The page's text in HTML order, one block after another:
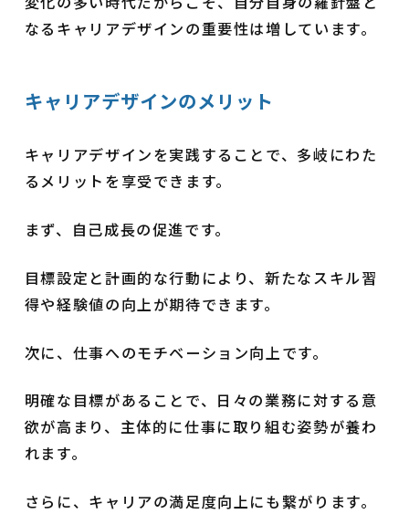
なるキャリアデザインの重要性は増しています。
キャリアデザインのメリット
キャリアデザインを実践することで、多岐にわた
るメリットを享受できます。
まず、自己成長の促進です。
目標設定と計画的な行動により、新たなスキル習
得や経験値の向上が期待できます。
次に、仕事へのモチベーション向上です。
明確な目標があることで、日々の業務に対する意
欲が高まり、主体的に仕事に取り組む姿勢が養わ
れます。
さらに、キャリアの満足度向上にも繋がります。